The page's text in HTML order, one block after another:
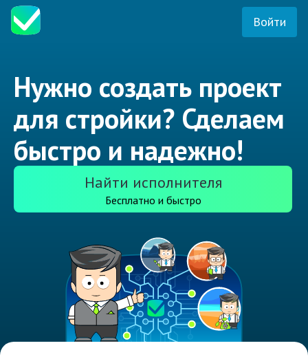
Войти
Нужно создать проект
для стройки? Сделаем
быстро и надежно!
Найти исполнителя
Бесплатно и быстро